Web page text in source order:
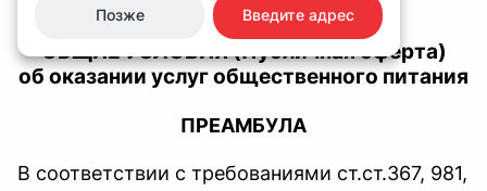
ОБЩИЕ УСЛОВИЯ (Публичная оферта)
об оказании услуг общественного питания
ПРЕАМБУЛА
В соответствии с требованиями cт.ст.367, 981,
Позже Введите адрес